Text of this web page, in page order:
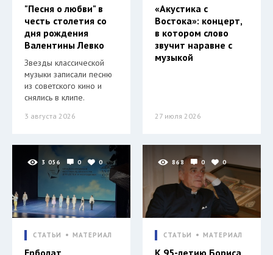
"Песня о любви" в
честь столетия со
дня рождения
Валентины Левко
Звезды классической
музыки записали песню
из советского кино и
снялись в клипе.
3 августа 2026
«Акустика с
Востока»: концерт,
в котором слово
звучит наравне с
музыкой
27 июля 2026
3 056 0 0
СТАТЬИ МАТЕРИАЛ
Ерболат
868 0 0
СТАТЬИ МАТЕРИАЛ
К 95-летию Бориса